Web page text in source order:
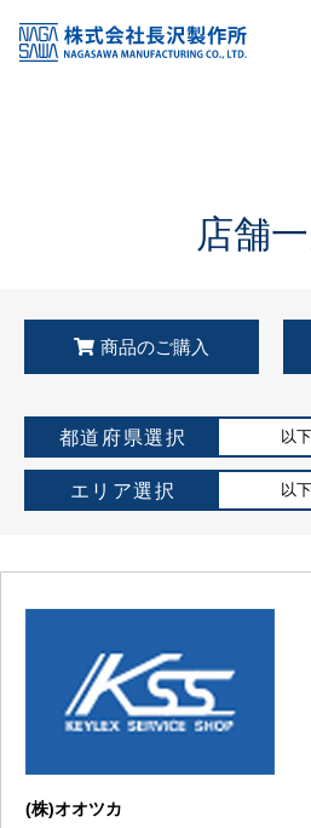
KSS加盟店・取扱店情報
店舗一覧
店舗
商品のご購入
都道府県選択 以
エリア選択 以
(株)オオツカ